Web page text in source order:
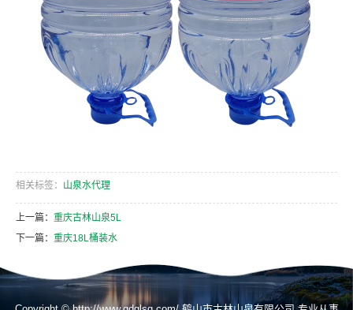
相关标签： 山泉水代理
上一篇： 重庆古林山泉5L
下一篇： 重庆18L桶装水